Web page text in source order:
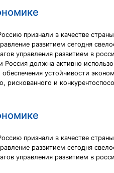
признали в качестве
развитием сегодня
управления развитием в
должна активно
устойчивости
рискованного и
признали в качестве
развитием сегодня
управления развитием в